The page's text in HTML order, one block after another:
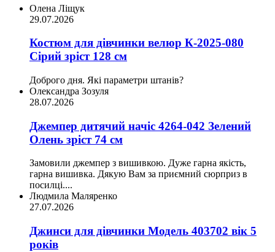
Олена Ліщук
29.07.2026
Костюм для дівчинки велюр К-2025-080
Сірий зріст 128 см
Доброго дня. Які параметри штанів?
Олександра Зозуля
28.07.2026
Джемпер дитячий начіс 4264-042 Зелений
Олень зріст 74 см
Замовили джемпер з вишивкою. Дуже гарна якість,
гарна вишивка. Дякую Вам за приємний сюрприз в
посилці....
Людмила Маляренко
27.07.2026
Джинси для дівчинки Модель 403702 вік 5
років